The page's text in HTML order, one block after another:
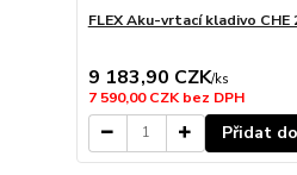
FLEX Aku-vrtací kladivo CHE
9 183,90 CZK/ks
7 590,00 CZKbez DPH
Přidat